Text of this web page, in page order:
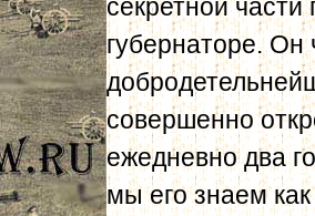
секретной
губернаторе.
совершенно
ежедневно два
мы его знаем